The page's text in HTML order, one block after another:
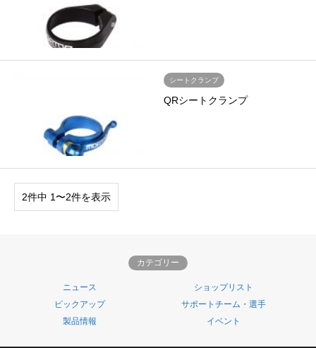
シートクランプ
QRシートクランプ
2件中 1〜2件を表示
カテゴリー
ニュース
ショップリスト
ピックアップ
サポートチーム・選手
製品情報
イベント